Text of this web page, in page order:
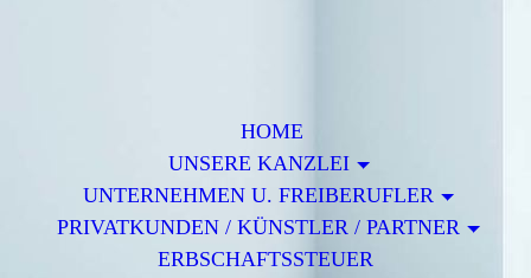
HOME
UNSERE KANZLEI
UNTERNEHMEN U. FREIBERUFLER
PRIVATKUNDEN / KÜNSTLER / PARTNER
ERBSCHAFTSSTEUER